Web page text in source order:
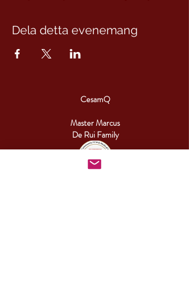
Dela detta evenemang
CesamQ
Master Marcus
De Rui Family